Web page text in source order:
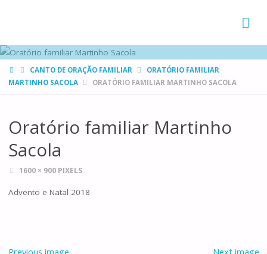
HOMECANTO DE ORAÇÃO FAMILIAR
ORATÓRIO FAMILIAR
MARTINHO SACOLA
ORATÓRIO FAMILIAR MARTINHO SACOLA
Oratório familiar Martinho
Sacola
FULL1600 × 900 PIXELS
Advento e Natal 2018
Previous image Next image